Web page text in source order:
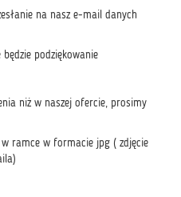
na nasz e-mail danych
podziękowanie
niż w naszej ofercie, prosimy
ramce w formacie jpg ( zdjęcie